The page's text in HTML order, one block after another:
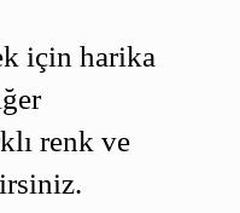
için harika
renk ve